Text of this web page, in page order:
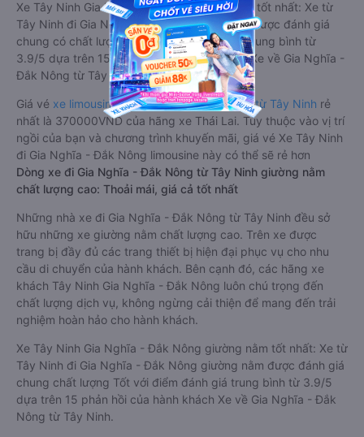
Xe Tây Ninh Gia Nghĩa - Đắk Nông limousine tốt nhất: Xe từ
Tây Ninh đi Gia Nghĩa - Đắk Nông limousine được đánh giá
chung có chất lượng Tốt với điểm đánh giá trung bình từ
3.9/5 dựa trên 15 phản hồi của hành khách Xe về Gia Nghĩa -
Đắk Nông từ Tây Ninh.
Giá vé xe limousine đi Gia Nghĩa - Đắk Nông từ Tây Ninh rẻ
nhất là 370000VND của hãng xe Thái Lai. Tùy thuộc vào vị trí
ngồi của bạn và chương trình khuyến mãi, giá vé Xe Tây Ninh
đi Gia Nghĩa - Đắk Nông limousine này có thể sẽ rẻ hơn
Dòng xe đi Gia Nghĩa - Đắk Nông từ Tây Ninh giường nằm
chất lượng cao: Thoải mái, giá cả tốt nhất
Những nhà xe đi Gia Nghĩa - Đắk Nông từ Tây Ninh đều sở
hữu những xe giường nằm chất lượng cao. Trên xe được
trang bị đầy đủ các trang thiết bị hiện đại phục vụ cho nhu
cầu di chuyển của hành khách. Bên cạnh đó, các hãng xe
khách Tây Ninh Gia Nghĩa - Đắk Nông luôn chú trọng đến
chất lượng dịch vụ, không ngừng cải thiện để mang đến trải
nghiệm hoàn hảo cho hành khách.
Xe Tây Ninh Gia Nghĩa - Đắk Nông giường nằm tốt nhất: Xe từ
Tây Ninh đi Gia Nghĩa - Đắk Nông giường nằm được đánh giá
chung chất lượng Tốt với điểm đánh giá trung bình từ 3.9/5
dựa trên 15 phản hồi của hành khách Xe về Gia Nghĩa - Đắk
Nông từ Tây Ninh.